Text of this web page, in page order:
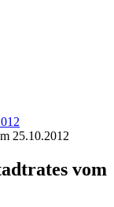
25.10.2012
vom